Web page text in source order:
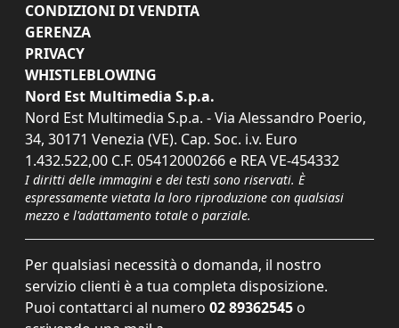
CONDIZIONI DI VENDITA
GERENZA
PRIVACY
WHISTLEBLOWING
Nord Est Multimedia S.p.a.
Nord Est Multimedia S.p.a. - Via Alessandro Poerio,
34, 30171 Venezia (VE). Cap. Soc. i.v. Euro
1.432.522,00 C.F. 05412000266 e REA VE-454332
I diritti delle immagini e dei testi sono riservati. È
espressamente vietata la loro riproduzione con qualsiasi
mezzo e l'adattamento totale o parziale.
Per qualsiasi necessità o domanda, il nostro
servizio clienti è a tua completa disposizione.
Puoi contattarci al numero 02 89362545 o